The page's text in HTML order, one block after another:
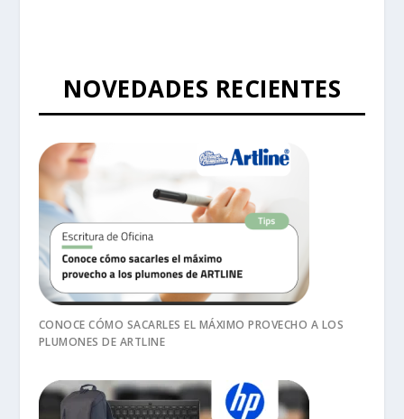
NOVEDADES RECIENTES
CONOCE CÓMO SACARLES EL MÁXIMO PROVECHO A LOS
PLUMONES DE ARTLINE